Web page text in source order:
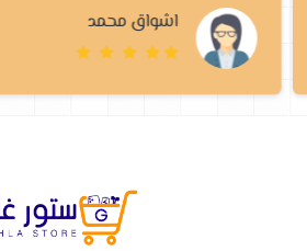
اشواق محمد